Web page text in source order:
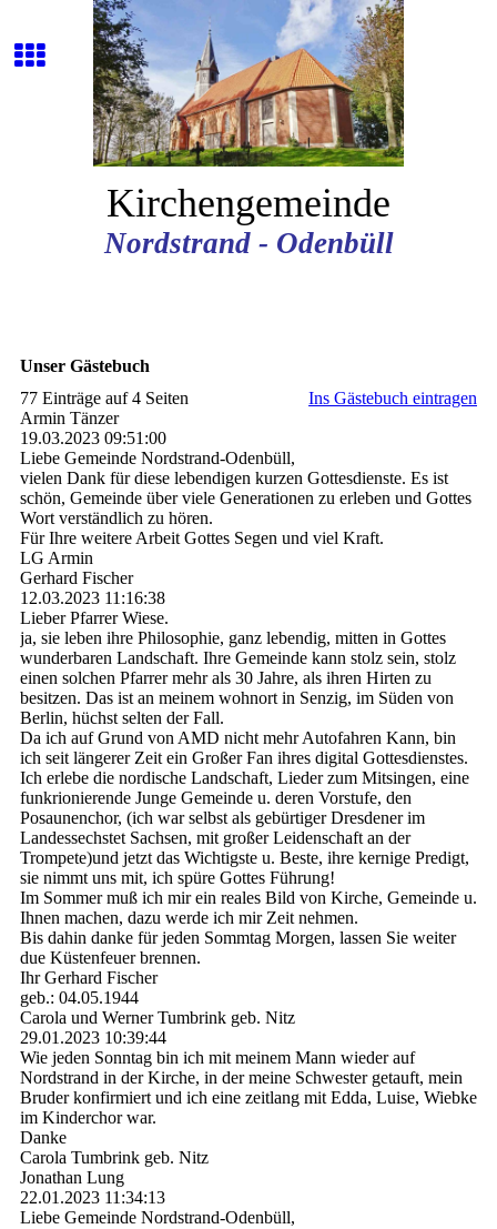
Kirchengemeinde
Nordstrand - Odenbüll
Unser Gästebuch
77 Einträge auf 4 Seiten
Ins Gästebuch eintragen
Armin Tänzer
19.03.2023 09:51:00
Liebe Gemeinde Nordstrand-Odenbüll,
vielen Dank für diese lebendigen kurzen Gottesdienste. Es ist
schön, Gemeinde über viele Generationen zu erleben und Gottes
Wort verständlich zu hören.
Für Ihre weitere Arbeit Gottes Segen und viel Kraft.
LG Armin
Gerhard Fischer
12.03.2023 11:16:38
Lieber Pfarrer Wiese.
ja, sie leben ihre Philosophie, ganz lebendig, mitten in Gottes
wunderbaren Landschaft. Ihre Gemeinde kann stolz sein, stolz
einen solchen Pfarrer mehr als 30 Jahre, als ihren Hirten zu
besitzen. Das ist an meinem wohnort in Senzig, im Süden von
Berlin, hüchst selten der Fall.
Da ich auf Grund von AMD nicht mehr Autofahren Kann, bin
ich seit längerer Zeit ein Großer Fan ihres digital Gottesdienstes.
Ich erlebe die nordische Landschaft, Lieder zum Mitsingen, eine
funkrionierende Junge Gemeinde u. deren Vorstufe, den
Posaunenchor, (ich war selbst als gebürtiger Dresdener im
Landessechstet Sachsen, mit großer Leidenschaft an der
Trompete)und jetzt das Wichtigste u. Beste, ihre kernige Predigt,
sie nimmt uns mit, ich spüre Gottes Führung!
Im Sommer muß ich mir ein reales Bild von Kirche, Gemeinde u.
Ihnen machen, dazu werde ich mir Zeit nehmen.
Bis dahin danke für jeden Sommtag Morgen, lassen Sie weiter
due Küstenfeuer brennen.
Ihr Gerhard Fischer
geb.: 04.05.1944
Carola und Werner Tumbrink geb. Nitz
29.01.2023 10:39:44
Wie jeden Sonntag bin ich mit meinem Mann wieder auf
Nordstrand in der Kirche, in der meine Schwester getauft, mein
Bruder konfirmiert und ich eine zeitlang mit Edda, Luise, Wiebke
im Kinderchor war.
Danke
Carola Tumbrink geb. Nitz
Jonathan Lung
22.01.2023 11:34:13
Liebe Gemeinde Nordstrand-Odenbüll,